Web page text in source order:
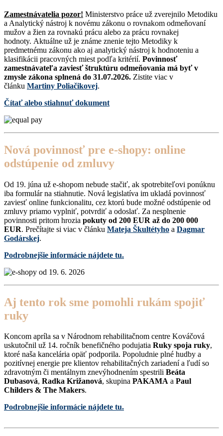
Zamestnávatelia pozor! Ministerstvo práce už zverejnilo Metodiku
a Analytický nástroj k novému zákonu o rovnakom odmeňovaní
mužov a žien za rovnakú prácu alebo za prácu rovnakej
hodnoty. Aktuálne už je známe znenie tejto Metodiky k
predmetnému zákonu ako aj analytický nástroj k hodnoteniu a
klasifikácii pracovných miest podľa kritérií. Povinnosť
zamestnávateľa zaviesť štruktúru odmeňovania má byť v
zmysle zákona splnená do 31.07.2026. Zistite viac v
článku Martiny Poliačikovej.
Čítať alebo stiahnuť dokument
Nová povinnosť pre e-shopy: online
odstúpenie od zmluvy
Od 19. júna už e-shopom nebude stačiť, ak spotrebiteľovi ponúknu
iba formulár na stiahnutie. Nová legislatíva im ukladá povinnosť
zaviesť online funkcionalitu, cez ktorú bude možné odstúpenie od
zmluvy priamo vyplniť, potvrdiť a odoslať. Za nesplnenie
povinnosti pritom hrozia pokuty od 200 EUR až do 200 000
EUR. Prečítajte si viac v článku Mateja Škultétyho a Dagmar
Godárskej.
Podrobnejšie informácie nájdete tu.
Aj tento rok sme pomohli rukám spojiť
ruky
Koncom apríla sa v Národnom rehabilitačnom centre Kováčová
uskutočnil už 14. ročník benefičného podujatia Ruky spoja ruky,
ktoré naša kancelária opäť podporila. Popoludnie plné hudby a
pozitívnej energie pre klientov rehabilitačných zariadení a ľudí so
zdravotným či mentálnym znevýhodnením spestrili Beáta
Dubasová, Radka Križanová, skupina PAKAMA a Paul
Childers & The Makers.
Podrobnejšie informácie nájdete tu.